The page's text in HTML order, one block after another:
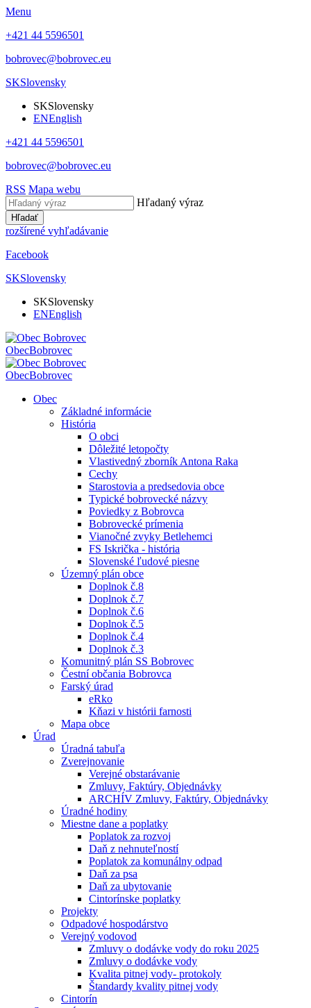
Menu
+421 44 5596501
bobrovec@bobrovec.eu
SKSlovensky
SKSlovensky
ENEnglish
+421 44 5596501
bobrovec@bobrovec.eu
RSS Mapa webu
Hľadaný výraz
Hľadať
rozšírené vyhľadávanie
Facebook
SKSlovensky
SKSlovensky
ENEnglish
ObecBobrovec
ObecBobrovec
Obec
Základné informácie
História
O obci
Dôležité letopočty
Vlastivedný zborník Antona Raka
Cechy
Starostovia a predsedovia obce
Typické bobrovecké názvy
Poviedky z Bobrovca
Bobrovecké prímenia
Vianočné zvyky Betlehemci
FS Iskrička - história
Slovenské ľudové piesne
Územný plán obce
Doplnok č.8
Doplnok č.7
Doplnok č.6
Doplnok č.5
Doplnok č.4
Doplnok č.3
Komunitný plán SS Bobrovec
Čestní občania Bobrovca
Farský úrad
eRko
Kňazi v histórii farnosti
Mapa obce
Úrad
Úradná tabuľa
Zverejnovanie
Verejné obstarávanie
Zmluvy, Faktúry, Objednávky
ARCHÍV Zmluvy, Faktúry, Objednávky
Úradné hodiny
Miestne dane a poplatky
Poplatok za rozvoj
Daň z nehnuteľností
Poplatok za komunálny odpad
Daň za psa
Daň za ubytovanie
Cintorínske poplatky
Projekty
Odpadové hospodárstvo
Verejný vodovod
Zmluvy o dodávke vody do roku 2025
Zmluvy o dodávke vody
Kvalita pitnej vody- protokoly
Štandardy kvality pitnej vody
Cintorín